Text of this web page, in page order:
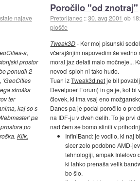
najave
a,
prostor
ponudil 2
'GeoCities
stroška
ter
kaj so s
pa
po
Klik.
Poročilo "od znotraj"
Pretorijanec ::30. avg 2001 ob
plošče
Tweak3D- Ker moj pisunski
včerajšnjim napovedim še vedno
moral jaz delati malo močneje...
novoci sploh ni tako hudo.
Tuan izTweak3d.netje bil
Develpoer Forum) in ga je, kot bi
človek, ki ima vsaj eno
Danes pa je podal poročilo o
na IDF-ju v dveh delih. To je prvi
nad čem se bomo slinili v
InfiniBand: je vodilo, ki naj
sicer zelo podobno AMD-
tehnologiji, ampak Intelovo
ki lahko prenaša velik
bo šlo.